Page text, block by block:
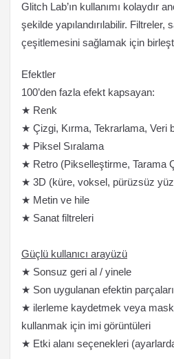
Glitch Lab’ın kullanımı kolaydır
şekilde yapılandırılabilir. Filtreler,
çeşitlemesini sağlamak için
Efektler
100’den fazla efekt kapsayan:
★ Renk
★ Çizgi, Kırma, Tekrarlama, Veri
★ Piksel Sıralama
★ Retro (Pikselleştirme, Tarama
★ 3D (küre, voksel, pürüzsüz
★ Metin ve hile
★ Sanat filtreleri
Güçlü kullanıcı arayüzü
★ Sonsuz geri al / yinele
★ Son uygulanan efektin
★ ilerleme kaydetmek veya
kullanmak için imi görüntüleri
★ Etki alanı seçenekleri